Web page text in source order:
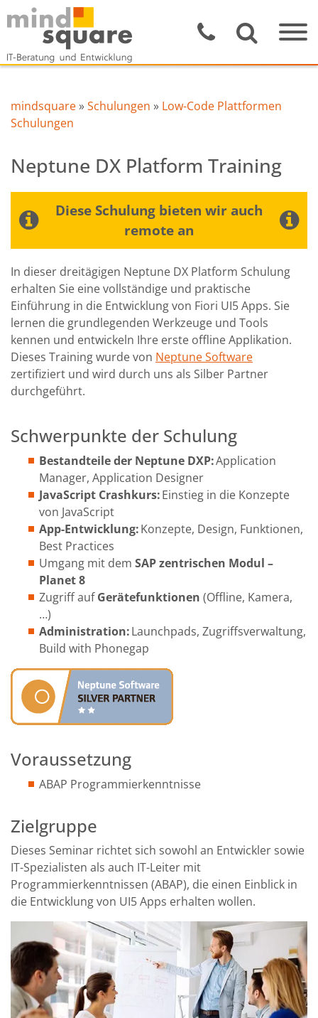
mindsquare»Schulungen » Low-Code Plattformen
Schulungen
Neptune DX Platform Training
Diese Schulung bieten wir auch
remote an
In dieser dreitägigen Neptune DX Platform Schulung
erhalten Sie eine vollständige und praktische
Einführung in die Entwicklung von Fiori UI5 Apps. Sie
lernen die grundlegenden Werkzeuge und Tools
kennen und entwickeln Ihre erste offline Applikation.
Dieses Training wurde von Neptune Software
zertifiziert und wird durch uns als Silber Partner
durchgeführt.
Schwerpunkte der Schulung
Bestandteile der Neptune DXP:Application
Manager, Application Designer
JavaScript Crashkurs:Einstieg in die Konzepte
von JavaScript
App-Entwicklung:Konzepte, Design, Funktionen,
Best Practices
Umgang mit dem SAP zentrischen Modul –
Planet 8
Zugriff aufGerätefunktionen (Offline, Kamera,
…)
Administration:Launchpads, Zugriffsverwaltung,
Build with Phonegap
Voraussetzung
ABAP Programmierkenntnisse
Zielgruppe
Dieses Seminar richtet sich sowohl an Entwickler sowie
IT-Spezialisten als auch IT-Leiter mit
Programmierkenntnissen (ABAP), die einen Einblick in
die Entwicklung von UI5 Apps erhalten wollen.